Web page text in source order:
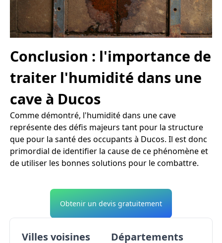
Conclusion : l'importance de
traiter l'humidité dans une
cave à Ducos
Comme démontré, l'humidité dans une cave
représente des défis majeurs tant pour la structure
que pour la santé des occupants à Ducos. Il est donc
primordial de identifier la cause de ce phénomène et
de utiliser les bonnes solutions pour le combattre.
Obtenir un devis gratuitement
Villes voisines Départements